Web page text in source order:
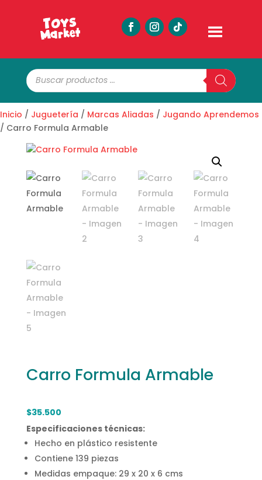
Búsqueda
de
productos
Inicio / Juguetería / Marcas Aliadas / Jugando Aprendemos
/ Carro Formula Armable
Carro Formula Armable
$35.500
Especificaciones técnicas:
Hecho en plástico resistente
Contiene 139 piezas
Medidas empaque: 29 x 20 x 6 cms